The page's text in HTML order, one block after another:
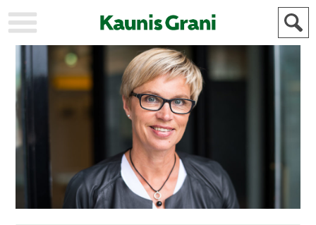
KAUPUNKI
STADEN
AJANKOHTAISTA
AKTUELLT
URHEILU
IDROTT
KULTTUURI
KULTUR
HISTORIA
YLEINEN
ALLMÄN
MAINOSTAJILLE
FÖR
ANNONSÖRER